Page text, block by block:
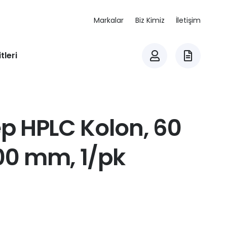
Markalar Biz Kimiz İletişim
HPLC Kolon, 60
mm, 1/pk